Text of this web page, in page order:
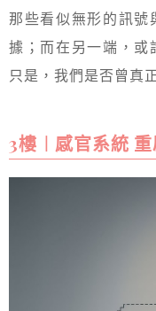
那些看似無形的訊號
據；而在另一端，或
只是，我們是否曾真
3樓︱感官系統